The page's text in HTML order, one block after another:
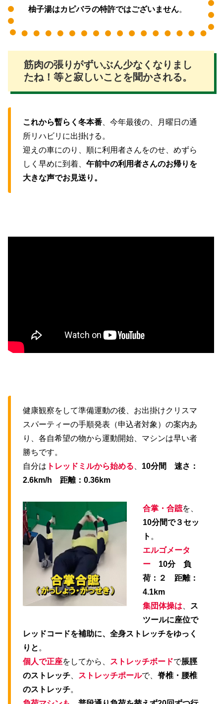
柚子湯はカピバラの特許ではございません。
筋肉の張りがずいぶん少なくなりまし
たね！等と寂しいことを聞かされる。
これから暫らく冬本番、今年最後の、月曜日の通
所リハビリに出掛ける。
迎えの車にのり、順に利用者さんをのせ、めずら
しく早めに到着、 午前中の利用者さんのお帰りを
大きな声でお見送り。
健康観察をして準備運動の後、お出掛けクリスマ
スパーティーの手順発表（申込者対象）の案内あ
り、各自希望の物から運動開始、マシンは早い者
勝ちです。
自分は トレッドミルから始める、 10分間 速さ：
2.6km/h 距離：0.36km
合掌・合蹠を、
10分間で３セッ
ト 。
エルゴメータ
ー
10分 負
荷：２ 距離：
4.1km
集団体操は
ス
ツールに座位で
レッドコードを補助に、全身ストレッチをゆっく
りと 。
個人で正座をしてから、 ストレッチボードで脹脛
のストレッチ
ストレッチポールで、脊椎・腰椎
のストレッチ。